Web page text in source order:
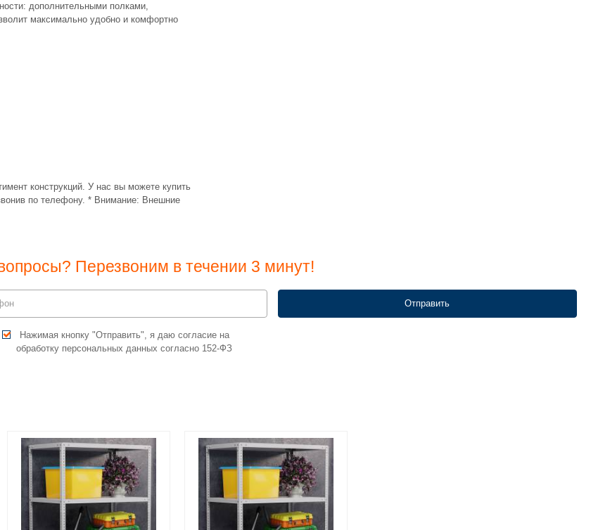
дополнительными полками,
максимально удобно и комфортно
конструкций. У нас вы можете купить
по телефону. * Внимание: Внешние
Перезвоним в течении 3 минут!
Нажимая кнопку "Отправить", я даю согласие на
обработку персональных данных согласно 152-ФЗ